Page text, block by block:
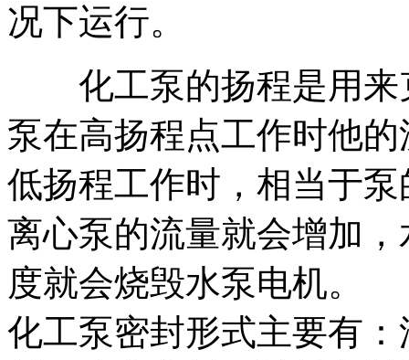
况下运行。
化工泵的扬程是用来
泵在高扬程点工作时他
低扬程工作时，相当于
离心泵的流量就会增加
度就会烧毁水泵电机。
化工泵密封形式主要有